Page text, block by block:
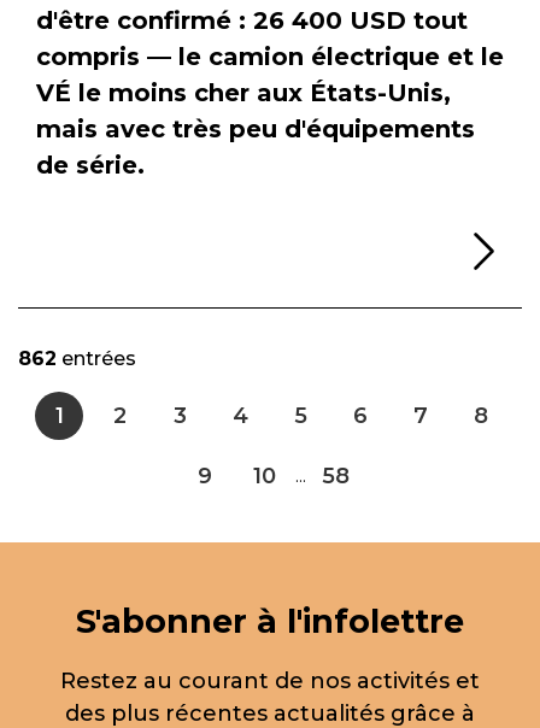
d'être confirmé : 26 400 USD tout
compris — le camion électrique et le
VÉ le moins cher aux États-Unis,
mais avec très peu d'équipements
de série.
862 entrées
1 2 3 4 5 6 7 8
9 10 ... 58
S'abonner à l'infolettre
Restez au courant de nos activités et
des plus récentes actualités grâce à